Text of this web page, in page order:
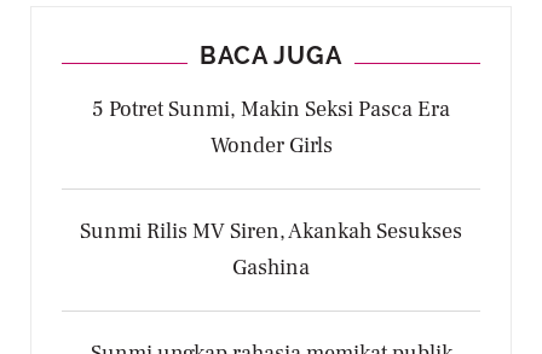
BACA JUGA
5 Potret Sunmi, Makin Seksi Pasca Era
Wonder Girls
Sunmi Rilis MV Siren, Akankah Sesukses
Gashina